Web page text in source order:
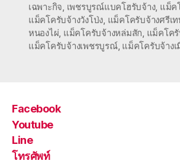
เฉพาะกิจ, เพชรบูรณ์แบคโฮรับจ้าง, แม็ค
แม็คโครับจ้างวังโป่ง, แม็คโครับจ้างศรีเ
หนองไผ่, แม็คโครับจ้างหล่มสัก, แม็คโครั
แม็คโครับจ้างเพชรบูรณ์, แม็คโครับจ้าง
Facebook
Youtube
Line
โทรศัพท์